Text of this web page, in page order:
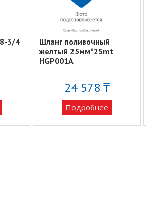
3/4
Шланг поливочный
желтый 25мм*25mt
HGP001A
24 578 ₸
Подробнее